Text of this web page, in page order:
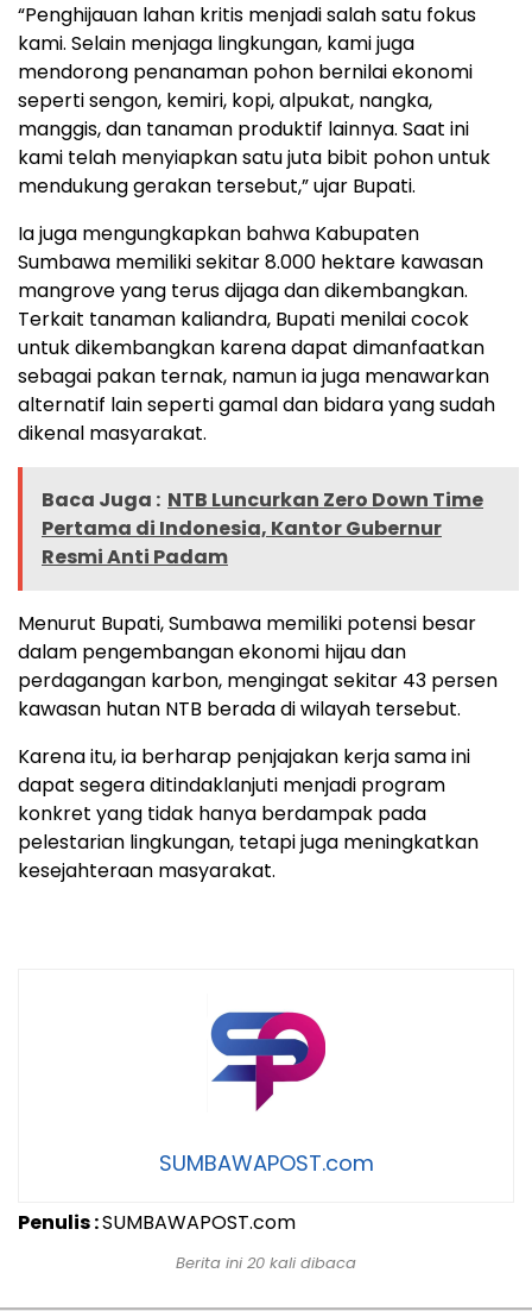
“Penghijauan lahan kritis menjadi salah satu fokus
kami. Selain menjaga lingkungan, kami juga
mendorong penanaman pohon bernilai ekonomi
seperti sengon, kemiri, kopi, alpukat, nangka,
manggis, dan tanaman produktif lainnya. Saat ini
kami telah menyiapkan satu juta bibit pohon untuk
mendukung gerakan tersebut,” ujar Bupati.
Ia juga mengungkapkan bahwa Kabupaten
Sumbawa memiliki sekitar 8.000 hektare kawasan
mangrove yang terus dijaga dan dikembangkan.
Terkait tanaman kaliandra, Bupati menilai cocok
untuk dikembangkan karena dapat dimanfaatkan
sebagai pakan ternak, namun ia juga menawarkan
alternatif lain seperti gamal dan bidara yang sudah
dikenal masyarakat.
Baca Juga : NTB Luncurkan Zero Down Time
Pertama di Indonesia, Kantor Gubernur
Resmi Anti Padam
Menurut Bupati, Sumbawa memiliki potensi besar
dalam pengembangan ekonomi hijau dan
perdagangan karbon, mengingat sekitar 43 persen
kawasan hutan NTB berada di wilayah tersebut.
Karena itu, ia berharap penjajakan kerja sama ini
dapat segera ditindaklanjuti menjadi program
konkret yang tidak hanya berdampak pada
pelestarian lingkungan, tetapi juga meningkatkan
kesejahteraan masyarakat.
SUMBAWAPOST.com
Penulis :SUMBAWAPOST.com
Berita ini 20 kali dibaca